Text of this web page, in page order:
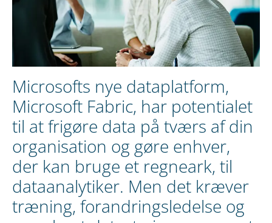
Microsofts nye dataplatform,
Microsoft Fabric, har potentialet
til at frigøre data på tværs af din
organisation og gøre enhver,
der kan bruge et regneark, til
dataanalytiker. Men det kræver
træning, forandringsledelse og